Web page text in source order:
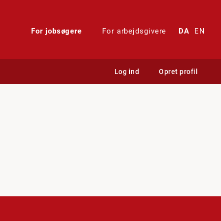
For jobsøgere For arbejdsgivere DA EN
Log ind Opret profil